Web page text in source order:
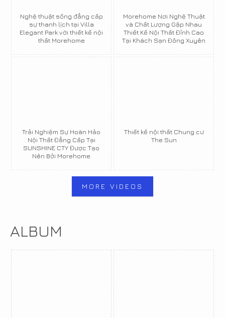
Nghệ thuật sống đẳng cấp
sự thanh lịch tại Villa
Elegant Park với thiết kế nội
thất Morehome
Morehome Nơi Nghệ Thuật
và Chất Lượng Gặp Nhau
Thiết Kế Nội Thất Đỉnh Cao
Tại Khách Sạn Đông Xuyên
Trải Nghiệm Sự Hoàn Hảo
Nội Thất Đẳng Cấp Tại
SUNSHINE CTY Được Tạo
Nên Bởi Morehome
Thiết kế nội thất Chung cư
The Sun
MORE VIDEOS
ALBUM